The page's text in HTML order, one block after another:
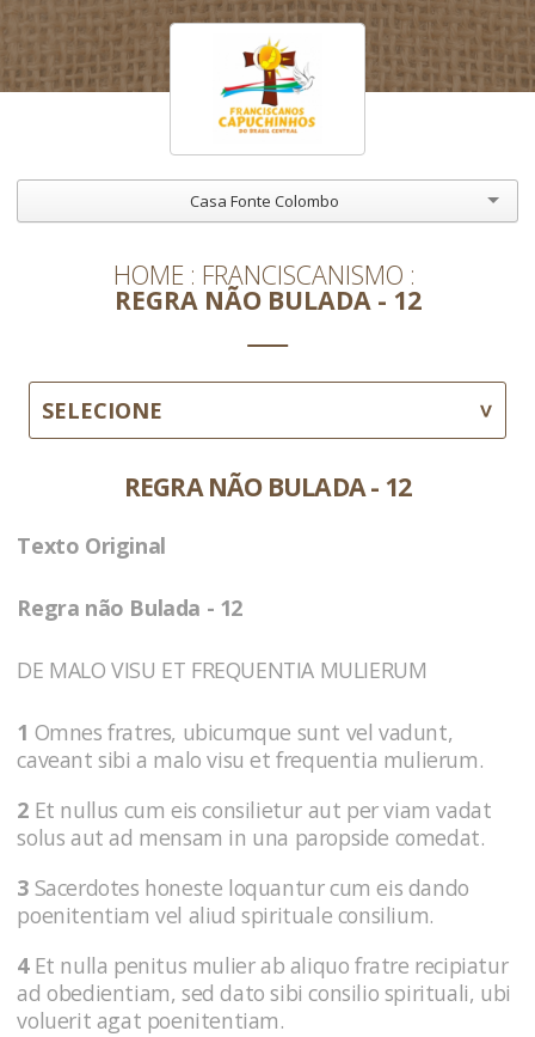
Casa Fonte Colombo
HOME FRANCISCANISMO
REGRA NÃO BULADA - 12
SELECIONE
REGRA NÃO BULADA - 12
Texto Original
Regra não Bulada - 12
DE MALO VISU ET FREQUENTIA MULIERUM
1 Omnes fratres, ubicumque sunt vel vadunt,
caveant sibi a malo visu et frequentia mulierum.
2 Et nullus cum eis consilietur aut per viam vadat
solus aut ad mensam in una paropside comedat.
3 Sacerdotes honeste loquantur cum eis dando
poenitentiam vel aliud spirituale consilium.
4Et nulla penitus mulier ab aliquo fratre recipiatur
ad obedientiam, sed dato sibi consilio spirituali, ubi
voluerit agat poenitentiam.